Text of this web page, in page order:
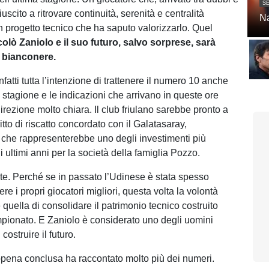
a ritrovare continuità, serenità e centralità
progetto tecnico che ha saputo valorizzarlo. Quel
Zaniolo e il suo futuro, salvo sorprese, sarà
tutta l’intenzione di trattenere il numero 10 anche
e le indicazioni che arrivano in queste ore
molto chiara. Il club friulano sarebbe pronto a
di riscatto concordato con il Galatasaray,
che rappresenterebbe uno degli investimenti più
ultimi anni per la società della famiglia Pozzo.
Perché se in passato l’Udinese è stata spesso
i propri giocatori migliori, questa volta la volontà
quella di consolidare il patrimonio tecnico costruito
E Zaniolo è considerato uno degli uomini
il futuro.
conclusa ha raccontato molto più dei numeri.